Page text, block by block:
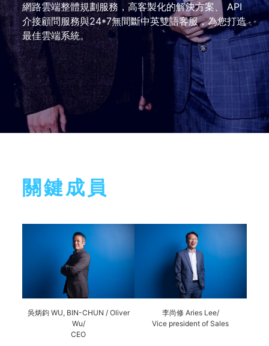
網路雲端整體規劃服務，高客製化的解決方案、 API
介接顧問服務與24*7無間斷中英雙語客服，為您打造
最佳雲端系統。
關鍵成員
吳炳鈞 WU, BIN-CHUN / Oliver
Wu/
CEO
李尚修 Aries Lee/
Vice president of Sales